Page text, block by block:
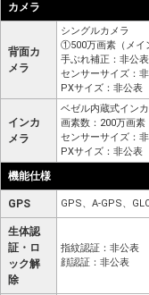
カメラ
背面カ
メラ
シングルカメラ
①500万画素（メイ
手ぶれ補正：非公表
センサーサイズ：
PXサイズ：非公表
インカ
メラ
ベゼル内蔵式イン
画素数：200万画素
センサーサイズ：
PXサイズ：非公表
機能仕様
GPS GPS、A-GPS、
生体認
証・ロ
ック解
除
指紋認証：非公表
顔認証：非公表